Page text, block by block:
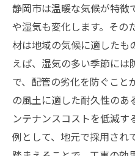
静岡市は温暖な気候が特徴
や湿気も変化します。その
材は地域の気候に適したも
えば、湿気の多い季節には
で、配管の劣化を防ぐこと
の風土に適した耐久性のあ
ンテナンスコストを低減す
例として、地元で採用され